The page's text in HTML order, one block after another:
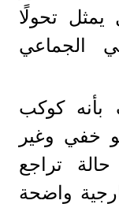
يمثل تحولًا
الجماعي
كوكب
خفي وغير
تراجع
واضحة